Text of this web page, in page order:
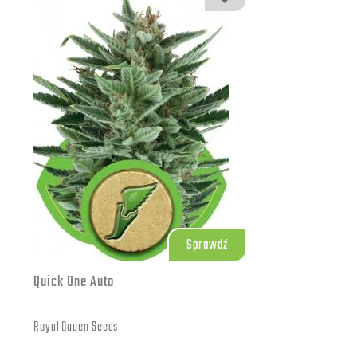
Sprawdź
Quick One Auto
Royal Queen Seeds